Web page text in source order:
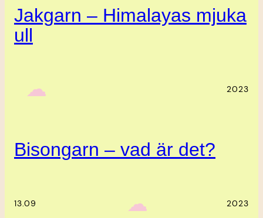
Jakgarn – Himalayas mjuka
ull
‎ ‎‎ ☁︎‎‎ 2023
Bisongarn – vad är det?
13.09 ‎ ‎‎ ☁︎‎‎ 2023